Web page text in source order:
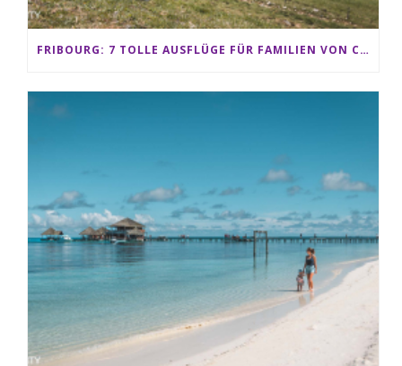
FRIBOURG: 7 TOLLE AUSFLÜGE FÜR FAMILIEN VON CHARMEY BIS LES PACCOTS